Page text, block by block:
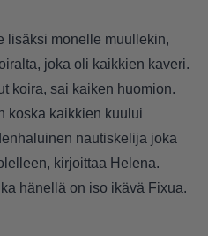
lisäksi monelle muullekin,
joka oli kaikkien kaveri.
koira, sai kaiken huomion.
koska kaikkien kuului
nautiskelija joka
kirjoittaa Helena.
hänellä on iso ikävä Fixua.